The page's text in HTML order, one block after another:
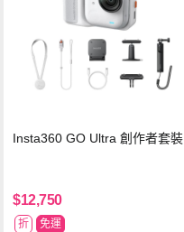
Insta360 GO Ultra 創作者套裝
$12,750
折 免運